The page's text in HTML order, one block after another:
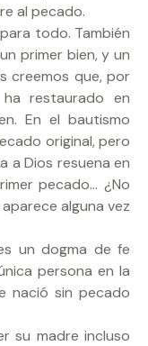
al pecado.
todo. También
primer bien, y un
creemos que, por
restaurado en
En el bautismo
original, pero
a Dios resuena en
pecado… ¿No
alguna vez
un dogma de fe
persona en la
nació sin pecado
su madre incluso